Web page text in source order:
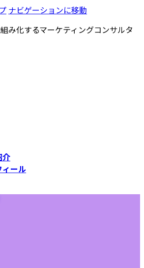
ナビゲーションに移動
み化するマーケティングコンサルタ
介
ィール